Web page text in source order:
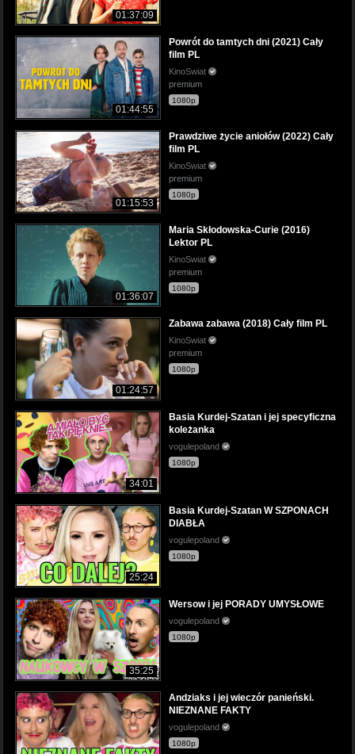
01:37:09
01:44:55
Powrót do tamtych dni (2021) Cały
film PL
KinoSwiat
premium
1080p
01:15:53
Prawdziwe życie aniołów (2022) Cały
film PL
KinoSwiat
premium
1080p
01:36:07
Maria Skłodowska-Curie (2016)
Lektor PL
KinoSwiat
premium
1080p
01:24:57
Zabawa zabawa (2018) Cały film PL
KinoSwiat
premium
1080p
34:01
Basia Kurdej-Szatan i jej specyficzna
koleżanka
vogulepoland
1080p
25:24
Basia Kurdej-Szatan W SZPONACH
DIABŁA
vogulepoland
1080p
35:25
Wersow i jej PORADY UMYSŁOWE
vogulepoland
1080p
Andziaks i jej wieczór panieński.
NIEZNANE FAKTY
vogulepoland
1080p